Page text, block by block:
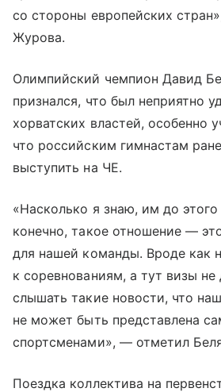
со стороны европейских
Журова.
Олимпийский чемпион Давид
признался, что был неприятно
хорватских властей, особенно
что российским гимнастам
выступить на ЧЕ.
«Насколько я знаю, им до
конечно, такое отношение —
для нашей команды. Вроде как
к соревнованиям, а тут визы
слышать такие новости, что
не может быть представлена
спортсменами», — отметил
Поездка коллектива на